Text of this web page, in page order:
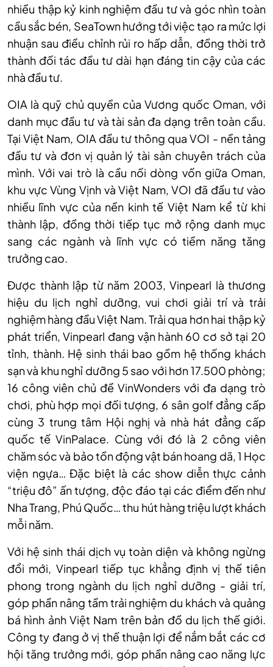
nhiều thập kỷ kinh nghiệm đầu tư và góc nhìn toàn
cầu sắc bén, SeaTown hướng tới việc tạo ra mức lợi
nhuận sau điều chỉnh rủi ro hấp dẫn, đồng thời trở
thành đối tác đầu tư dài hạn đáng tin cậy của các
nhà đầu tư.
OIA là quỹ chủ quyền của Vương quốc Oman, với
danh mục đầu tư và tài sản đa dạng trên toàn cầu.
Tại Việt Nam, OIA đầu tư thông qua VOI - nền tảng
đầu tư và đơn vị quản lý tài sản chuyên trách của
mình. Với vai trò là cầu nối dòng vốn giữa Oman,
khu vực Vùng Vịnh và Việt Nam, VOI đã đầu tư vào
nhiều lĩnh vực của nền kinh tế Việt Nam kể từ khi
thành lập, đồng thời tiếp tục mở rộng danh mục
sang các ngành và lĩnh vực có tiềm năng tăng
trưởng cao.
Được thành lập từ năm 2003, Vinpearl là thương
hiệu du lịch nghỉ dưỡng, vui chơi giải trí và trải
nghiệm hàng đầu Việt Nam. Trải qua hơn hai thập kỷ
phát triển, Vinpearl đang vận hành 60 cơ sở tại 20
tỉnh, thành. Hệ sinh thái bao gồm hệ thống khách
sạn và khu nghỉ dưỡng 5 sao với hơn 17.500 phòng;
16 công viên chủ đề VinWonders với đa dạng trò
chơi, phù hợp mọi đối tượng, 6 sân golf đẳng cấp
cùng 3 trung tâm Hội nghị và nhà hát đẳng cấp
quốc tế VinPalace. Cùng với đó là 2 công viên
chăm sóc và bảo tồn động vật bán hoang dã, 1 Học
viện ngựa… Đặc biệt là các show diễn thực cảnh
“triệu đô” ấn tượng, độc đáo tại các điểm đến như
Nha Trang, Phú Quốc… thu hút hàng triệu lượt khách
mỗi năm.
Với hệ sinh thái dịch vụ toàn diện và không ngừng
đổi mới, Vinpearl tiếp tục khẳng định vị thế tiên
phong trong ngành du lịch nghỉ dưỡng - giải trí,
góp phần nâng tầm trải nghiệm du khách và quảng
bá hình ảnh Việt Nam trên bản đồ du lịch thế giới.
Công ty đang ở vị thế thuận lợi để nắm bắt các cơ
hội tăng trưởng mới, góp phần nâng cao năng lực